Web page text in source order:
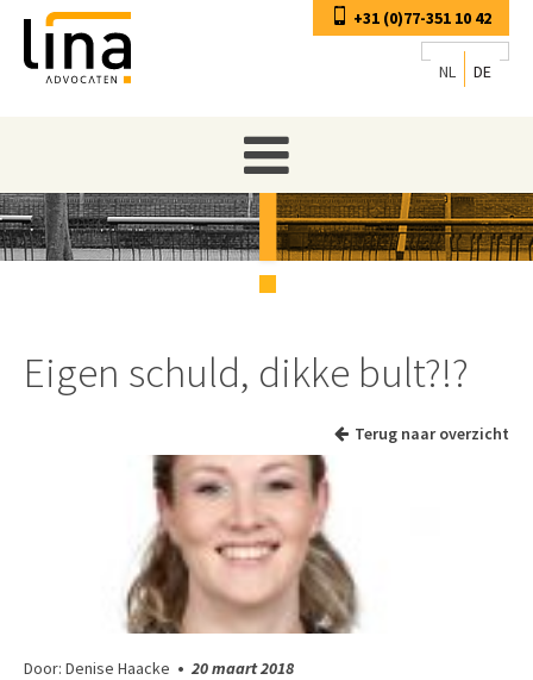
+31 (0)77-351 10 42
NL DE
Eigen schuld, dikke bult?!?
Terug naar overzicht
Door: Denise Haacke • 20 maart 2018